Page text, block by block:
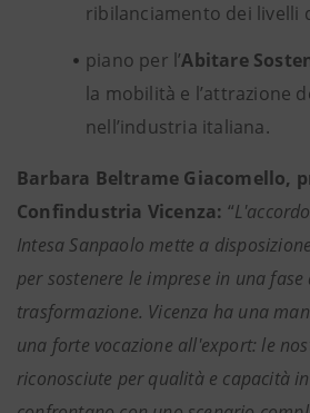
ribilanciamento dei livelli
piano per l’Abitare
la mobilità e l’attrazione
nell’industria italiana.
Barbara Beltrame Giacomello,
Confindustria Vicenza: “
Intesa Sanpaolo mette a
per sostenere le imprese in una
trasformazione. Vicenza ha una
una forte vocazione all'export: le
riconosciute per qualità e capacità